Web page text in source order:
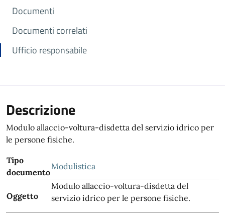
Documenti
Documenti correlati
Ufficio responsabile
Descrizione
Modulo allaccio-voltura-disdetta del servizio idrico per
le persone fisiche.
Tipo
documento
Modulistica
Oggetto
Modulo allaccio-voltura-disdetta del
servizio idrico per le persone fisiche.